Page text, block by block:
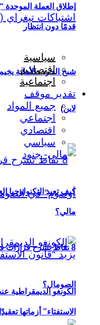
شبح الحرب الأهلية
لاين)
8 نقاط تشرح قرارات
الصومال؟
قدمًا دون انتظار
سياسية
اقتصادية
اجتماعية
تقدير موقف
جميع المواد
اجتماعي
اقتصادي
سياسي
كيف تعيد التكنولوجيا
مالي؟
الكونغو
الاستفتاء” أزماتها